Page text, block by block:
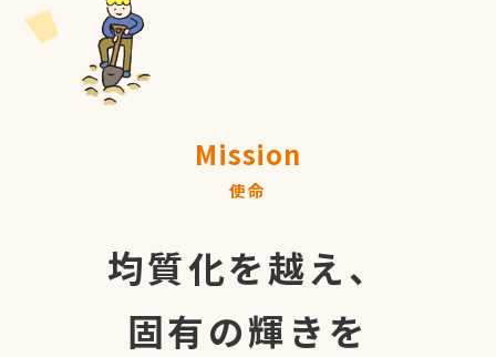
Mission
使命
均質化を越え、
固有の輝きを